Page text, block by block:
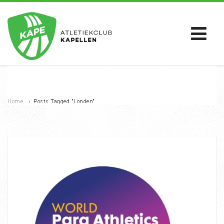
Home › Posts Tagged "Londen"